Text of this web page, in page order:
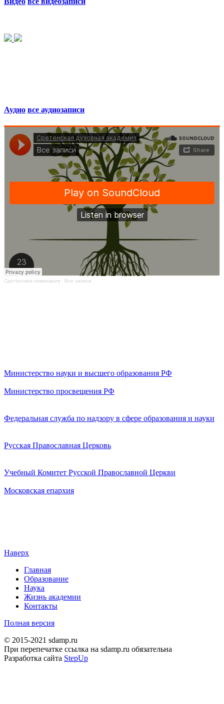
Аудио все аудиозаписи
Сретенская семинария · Все записи
Министерство науки и высшего образования РФ
Министерство просвещения РФ
Федеральная служба по надзору в сфере образования и науки
Русская Православная Церковь
Учебный Комитет Русской Православной Церкви
Московская епархия
Наверх
Главная
Образование
Наука
Жизнь академии
Контакты
Полная версия
© 2015-2021 sdamp.ru
При перепечатке ссылка на sdamp.ru обязательна
Разработка сайта StepUp